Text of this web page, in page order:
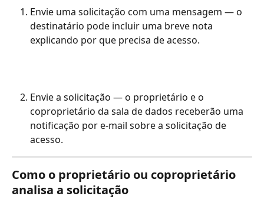
Envie uma solicitação com uma mensagem — o
destinatário pode incluir uma breve nota
explicando por que precisa de acesso.
Envie a solicitação — o proprietário e o
coproprietário da sala de dados receberão uma
notificação por e-mail sobre a solicitação de
acesso.
Como o proprietário ou coproprietário
analisa a solicitação